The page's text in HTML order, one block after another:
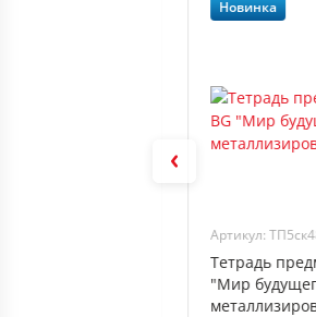
Новинка
Артикул:
Тетрадь
"Мир